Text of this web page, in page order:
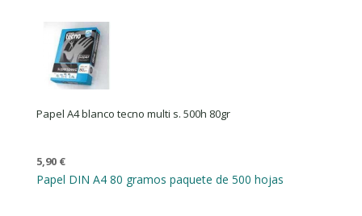
Papel A4 blanco tecno multi s. 500h 80gr
5,90 €
Papel DIN A4 80 gramos paquete de 500 hojas